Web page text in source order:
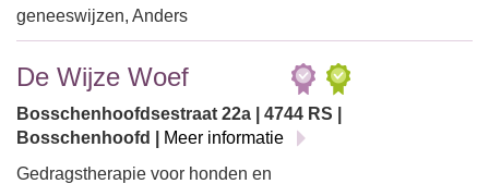
geneeswijzen, Anders
De Wijze Woef
Bosschenhoofdsestraat 22a | 4744 RS |
Bosschenhoofd |
Meer informatie
Gedragstherapie voor honden en